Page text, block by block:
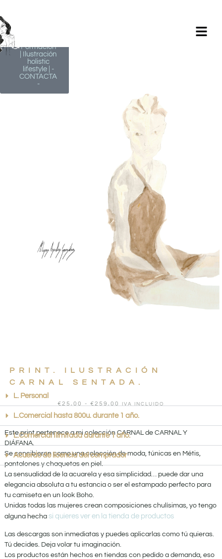
Formación
| Ilustración
holistic
lifestyle | -
CONTACTA
-
PRINT. ILUSTRACIÓN
CARNAL SENTADA.
€25,00 - €259,00 IVA INCLUIDO
Este print pertenece a mi colección CARNAL de CARNAL Y
DIÁFANA.
Se concibieron como una colección de moda, túnicas en Métis,
pantalones y chaquetas en piel.
La sensualidad de la acuarela y esa simplicidad… puede dar una
elegancia absoluta a tu estancia o ser el estampado perfecto para
tu camiseta en un look Boho.
Unidas todas las mujeres crean composiciones chulísimas, yo tengo
alguna hecha si quieres ver en la tienda de productos
Las descargas son inmediatas y puedes aplicarlas como tú quieras.
Tú decides. Deja volar tu imaginación.
Los productos están hechos en tiendas con pedido a demanda, eso
L. Personal
L.Comercial hasta 800u. durante 1 año.
L.Comercial Ilimitada durante 1 año.
Acuerdo de licencia del comprador